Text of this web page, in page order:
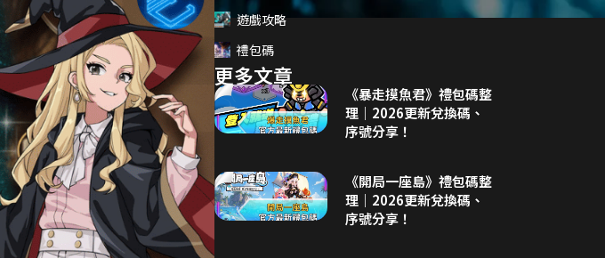
遊戲攻略
禮包碼
更多文章
《暴走摸魚君》禮包碼整
理｜2026更新兌換碼、
序號分享！
《開局一座島》禮包碼整
理｜2026更新兌換碼、
序號分享！